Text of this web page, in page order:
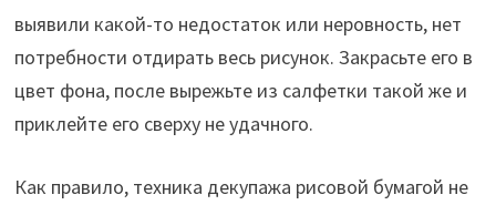
выявили какой-то недостаток или неровность, нет
потребности отдирать весь рисунок. Закрасьте его в
цвет фона, после вырежьте из салфетки такой же и
приклейте его сверху не удачного.
Как правило, техника декупажа рисовой бумагой не